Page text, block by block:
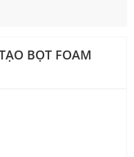
BỌT FOAM